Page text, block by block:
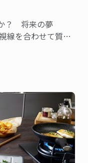
？ 将来の夢
線を合わせて質問
きながら、温か